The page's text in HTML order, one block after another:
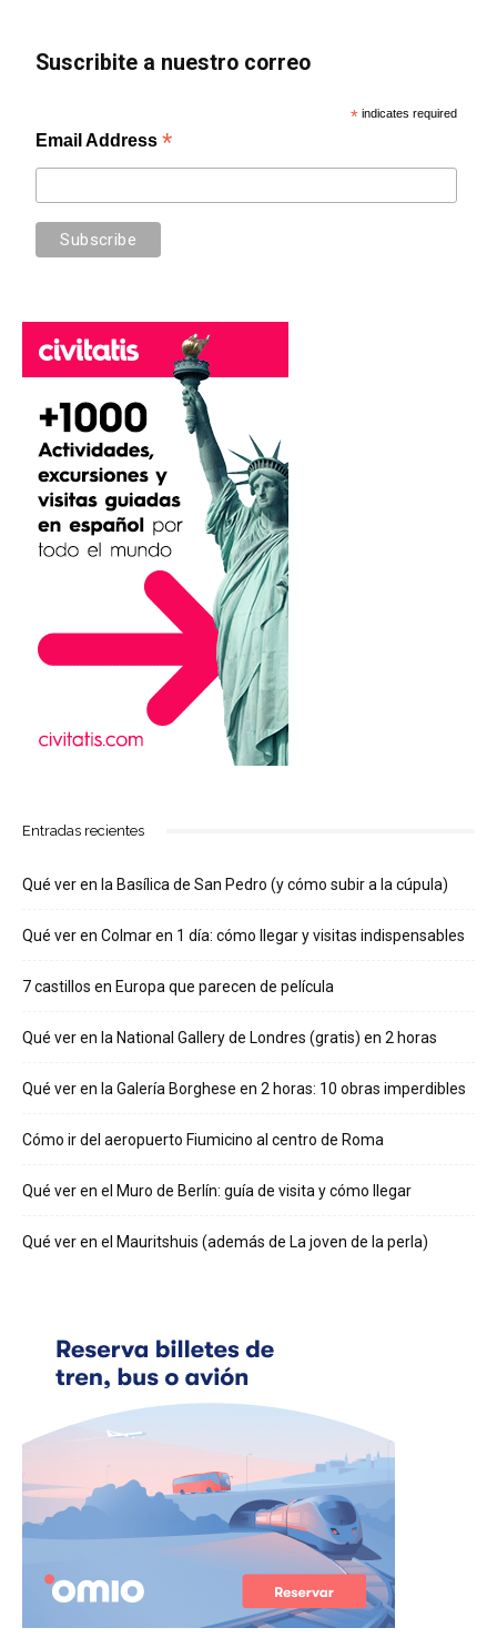
Suscribite a nuestro correo
* indicates required
Email Address*
Entradas recientes
Qué ver en la Basílica de San Pedro (y cómo subir a la cúpula)
Qué ver en Colmar en 1 día: cómo llegar y visitas indispensables
7 castillos en Europa que parecen de película
Qué ver en la National Gallery de Londres (gratis) en 2 horas
Qué ver en la Galería Borghese en 2 horas: 10 obras imperdibles
Cómo ir del aeropuerto Fiumicino al centro de Roma
Qué ver en el Muro de Berlín: guía de visita y cómo llegar
Qué ver en el Mauritshuis (además de La joven de la perla)